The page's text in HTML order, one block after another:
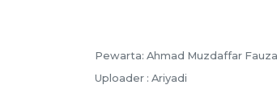
Pewarta: Ahmad Muzdaffar
Uploader : Ariyadi